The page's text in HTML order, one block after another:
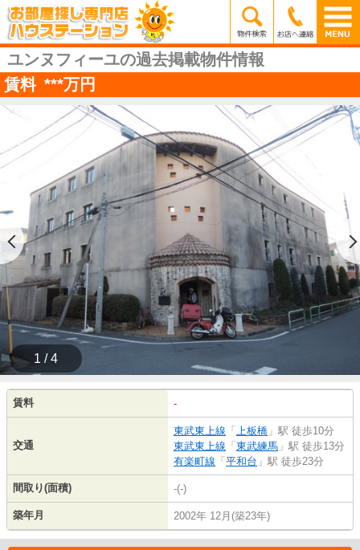
ユンヌフィーユの過去掲載物件情報
賃料 ***万円
1 / 4
賃料 -
交通
東武東上線 「 上板橋 」駅 徒歩10分
東武東上線 「 東武練馬 」駅 徒歩13分
有楽町線 「 平和台 」駅 徒歩23分
間取り(面積) -(-)
築年月 2002年 12月(築23年)